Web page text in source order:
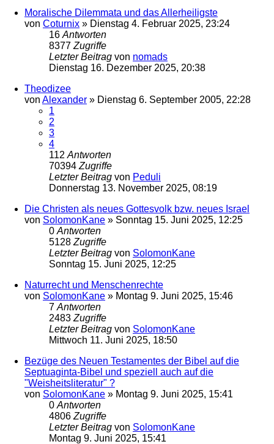
Moralische Dilemmata und das Allerheiligste
von Coturnix » Dienstag 4. Februar 2025, 23:24
16 Antworten
8377 Zugriffe
Letzter Beitrag von nomads
Dienstag 16. Dezember 2025, 20:38
Theodizee
von Alexander » Dienstag 6. September 2005, 22:28
1
2
3
4
112 Antworten
70394 Zugriffe
Letzter Beitrag von Peduli
Donnerstag 13. November 2025, 08:19
Die Christen als neues Gottesvolk bzw. neues Israel
von SolomonKane » Sonntag 15. Juni 2025, 12:25
0 Antworten
5128 Zugriffe
Letzter Beitrag von SolomonKane
Sonntag 15. Juni 2025, 12:25
Naturrecht und Menschenrechte
von SolomonKane » Montag 9. Juni 2025, 15:46
7 Antworten
2483 Zugriffe
Letzter Beitrag von SolomonKane
Mittwoch 11. Juni 2025, 18:50
Bezüge des Neuen Testamentes der Bibel auf die
Septuaginta-Bibel und speziell auch auf die
"Weisheitsliteratur" ?
von SolomonKane » Montag 9. Juni 2025, 15:41
0 Antworten
4806 Zugriffe
Letzter Beitrag von SolomonKane
Montag 9. Juni 2025, 15:41